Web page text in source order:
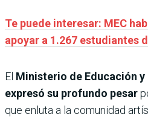
Te puede interesar: MEC
apoyar a 1.267 estudiantes
El Ministerio de Educación
expresó su profundo pesar
que enluta a la comunidad